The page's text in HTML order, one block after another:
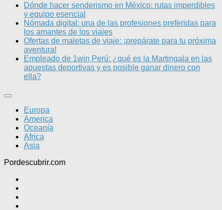
Dónde hacer senderismo en México: rutas imperdibles
y equipo esencial
Nómada digital: una de las profesiones preferidas para
los amantes de los viajes
Ofertas de maletas de viaje: ¡prepárate para tu próxima
aventura!
Empleado de 1win Perú: ¿qué es la Martingala en las
apuestas deportivas y es posible ganar dinero con
ella?
Europa
America
Oceanía
Africa
Asia
Pordescubrir.com